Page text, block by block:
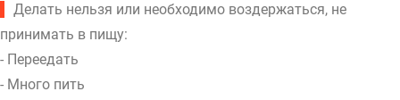
Делать нельзя или необходимо воздержаться, не
принимать в пищу:
- Переедать
- Много пить